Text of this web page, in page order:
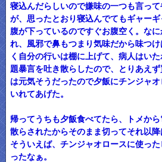
寝込んだらしいので嫌味の一つも言っ
が、思ったとおり寝込んでてもギャーギ
腹が下っているのですぐお腹空く。な
れ、風邪で鼻もつまり気味だから味つ
く自分の行いは棚に上げて、病人はい
題暴言を吐き散らしたので、とりあえ
は元気そうだったので夕飯にチンジャ
いれてあげた。
帰ってうちも夕飯食べてたら、トメか
散らされたからそのまま切ってそれ以降
そういえば、チンジャオロースに使っ
ったなぁ。